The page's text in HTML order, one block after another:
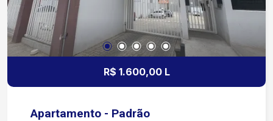
comodidade, ideal para quem busca qualidade de
vida e tranquilidade no aluguel
R$ 1.600,00 L
Apartamento - Padrão